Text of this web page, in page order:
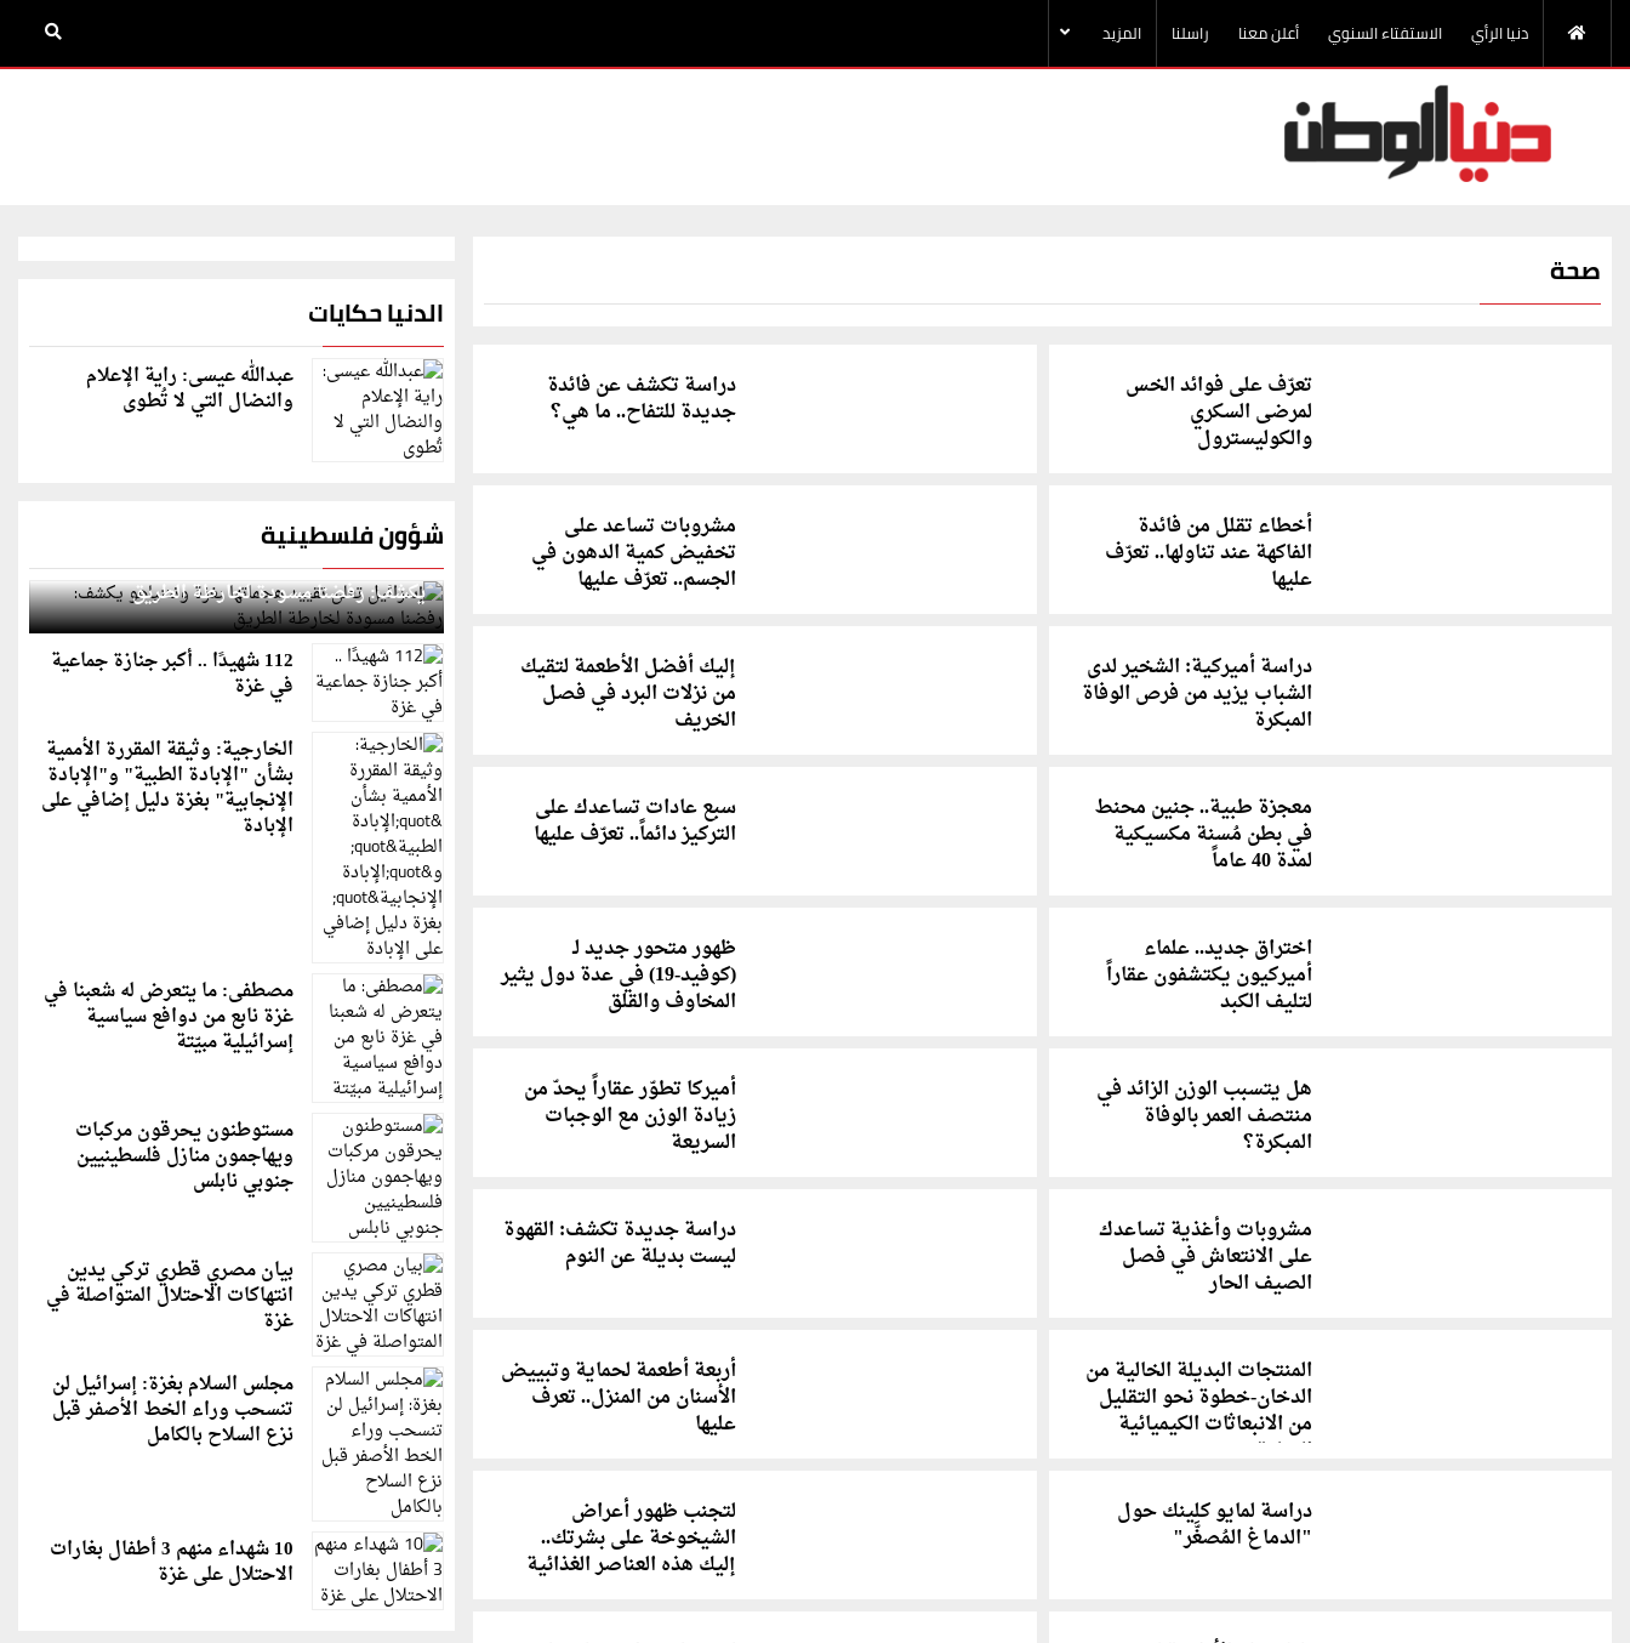
دنيا الرأي الاستفتاء السنوي أعلن معنا راسلنا المزيد
صحة
تعرّف على فوائد الخس
لمرضى السكري
والكوليسترول
دراسة تكشف عن فائدة
جديدة للتفاح.. ما هي؟
أخطاء تقلل من فائدة
الفاكهة عند تناولها.. تعرّف
عليها
مشروبات تساعد على
تخفيض كمية الدهون في
الجسم.. تعرّف عليها
دراسة أميركية: الشخير لدى
الشباب يزيد من فرص الوفاة
المبكرة
إليك أفضل الأطعمة لتقيك
من نزلات البرد في فصل
الخريف
معجزة طبية.. جنين محنط
في بطن مُسنة مكسيكية
لمدة 40 عاماً
سبع عادات تساعدك على
التركيز دائماً.. تعرّف عليها
اختراق جديد.. علماء
أميركيون يكتشفون عقاراً
لتليف الكبد
ظهور متحور جديد لـ
(كوفيد-19) في عدة دول يثير
المخاوف والقلق
هل يتسبب الوزن الزائد في
منتصف العمر بالوفاة
المبكرة؟
أميركا تطوّر عقاراً يحدّ من
زيادة الوزن مع الوجبات
السريعة
مشروبات وأغذية تساعدك
على الانتعاش في فصل
الصيف الحار
دراسة جديدة تكشف: القهوة
ليست بديلة عن النوم
المنتجات البديلة الخالية من
الدخان-خطوة نحو التقليل
من الانبعاثات الكيميائية
الضارة
أربعة أطعمة لحماية وتبييض
الأسنان من المنزل.. تعرف
عليها
دراسة لمايو كلينك حول
"الدماغ المُصغَّر"
لتجنب ظهور أعراض
الشيخوخة على بشرتك..
إليك هذه العناصر الغذائية
الدنيا حكايات
عبدالله عيسى: راية الإعلام
والنضال التي لا تُطوى
شؤون فلسطينية
إسرائيل تعلن تقييد هجماتها بغزة ونتنياهو
يكشف: رفضنا مسودة لخارطة الطريق
112 شهيدًا .. أكبر جنازة جماعية
في غزة
الخارجية: وثيقة المقررة الأممية
بشأن "الإبادة الطبية" و"الإبادة
الإنجابية" بغزة دليل إضافي على
الإبادة
مصطفى: ما يتعرض له شعبنا في
غزة نابع من دوافع سياسية
إسرائيلية مبيّتة
مستوطنون يحرقون مركبات
ويهاجمون منازل فلسطينيين
جنوبي نابلس
بيان مصري قطري تركي يدين
انتهاكات الاحتلال المتواصلة في
غزة
مجلس السلام بغزة: إسرائيل لن
تنسحب وراء الخط الأصفر قبل
نزع السلاح بالكامل
10 شهداء منهم 3 أطفال بغارات
الاحتلال على غزة